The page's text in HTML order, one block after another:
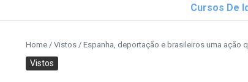
Cursos De
Home / Vistos / Espanha, deportação e brasileiros uma ação
Vistos